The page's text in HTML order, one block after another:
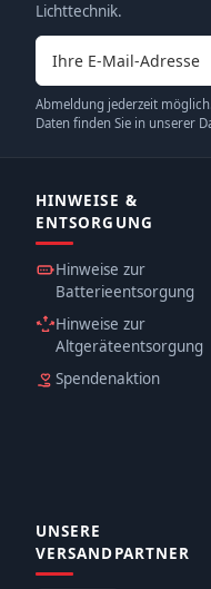
Lichttechnik.
E-Mail-Adresse
Abmeldung jederzeit
Daten finden Sie in unserer
HINWEISE &
ENTSORGUNG
Hinweise zur
Batterieentsorgung
Hinweise zur
Altgeräteentsorgung
Spendenaktion
UNSERE
VERSANDPARTNER